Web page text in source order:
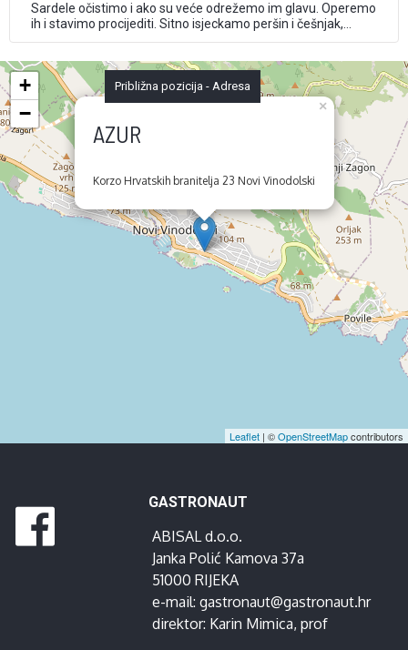
Sardele očistimo i ako su veće odrežemo im glavu. Operemo
ih i stavimo procijediti. Sitno isjeckamo peršin i češnjak,
pomiješamo sol i papar te u šaku slažemo sardele po 5 do 6
žuto brašno. Lunice pečemo na vrućem …
AZUR
Korzo Hrvatskih branitelja 23 Novi Vinodolski
×
+
−
Leaflet | ©OpenStreetMapcontributors
Približna pozicija - Adresa
GASTRONAUT
ABISAL d.o.o.
Janka Polić Kamova 37a
51000 RIJEKA
e-mail: gastronaut@gastronaut.hr
direktor: Karin Mimica, prof